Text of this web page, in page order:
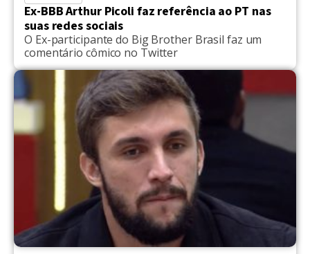
Ex-BBB Arthur Picoli faz referência ao PT nas
suas redes sociais
O Ex-participante do Big Brother Brasil faz um
comentário cômico no Twitter